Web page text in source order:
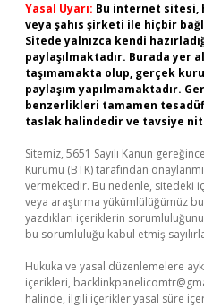
Yasal Uyarı: Bu internet sitesi,
veya şahıs şirketi ile hiçbir
Sitede yalnızca kendi
paylaşılmaktadır. Burada yer
taşımamakta olup, gerçek
paylaşım yapılmamaktadır.
benzerlikleri tamamen
taslak halindedir ve tavsiye
Sitemiz, 5651 Sayılı Kanun
Kurumu (BTK) tarafından
vermektedir. Bu nedenle, sitedeki
veya araştırma yükümlülüğümüz
yazdıkları içeriklerin
bu sorumluluğu kabul etmiş
Hukuka ve yasal düzenlemelere
içerikleri,
halinde, ilgili içerikler yasal süre